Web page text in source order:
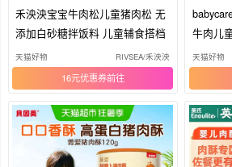
禾泱泱宝宝牛肉松儿童猪肉松 无
添加白砂糖拌饭料 儿童辅食搭档
天猫好物 RIVSEA/禾泱泱
16元优惠券
牛肉儿
天猫好物